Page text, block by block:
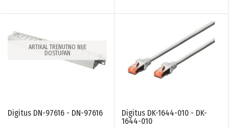
ARTIKAL TRENUTNO NIJE
DOSTUPAN
Digitus DN-97616 - DN-97616
Digitus DK-1644-010 - DK-
1644-010